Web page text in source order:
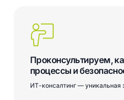
Проконсультируем,
процессы и
ИТ-консалтинг — уникальная